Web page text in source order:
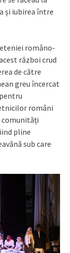
și iubirea între
româno-
război crud
de către
greu încercat
români
comunități
pline
sub care